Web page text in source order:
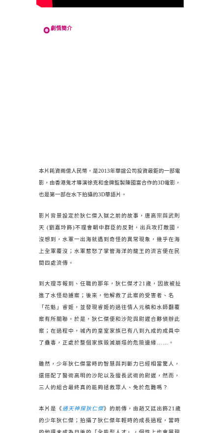
劇情簡介
本片耗資兩億人民幣，是2013年華誼公司投資最鉅的一部電
影，由香港鬼才導演徐克和金牌監製陳國富合作的3D電影，
也是第一部在水下拍攝的3D華語片。
影片背景設定於狄仁傑入獄之前的故事，唐高宗與武則
天 (劉嘉玲飾)不理會朝中群臣的反對，出兵攻打敵國，
沒想到，水軍一出海就遇到奇怪的異常現象，幾乎在海
上全軍覆沒；水軍惹怒了掌管海洋的龍王的流言便在民
間四處流傳。
到大理寺報到、任職的那年，狄仁傑才21歲，因故被扯
進了水怪劫擄案；後來，他解救了此案的受害者、名
「花魁」睿姬，並發現睿姬的過往情人元稹和水師翻覆
案有所關聯。於是，狄仁傑便和沙陀與尉遲合夥偵辦此
案；在過程中，城內的皇室家族已有八到九成的成員中
了蠱毒，正處於整個家族毀滅崩塌的危險邊緣……。
雖然，少年狄仁傑當時的智慧與判斷力已經相當驚人，
還搭配了醫術高明的沙陀以及擅長武術的尉遲，然而，
三人的組合最終真的能夠拯救眾人、免於危難嗎？
本片是《 通天神探狄仁傑》的前傳，由趙又廷出飾21歲
的少年狄仁傑；拍攝了狄仁傑年輕時的成長過程，當時